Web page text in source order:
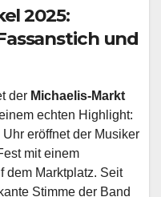
2025:
und
der Michaelis-Markt
echten Highlight:
eröffnet der Musiker
mit einem
dem Marktplatz. Seit
Stimme der Band